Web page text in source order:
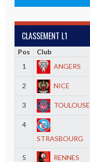
CLASSEMENT L1
Pos Club
1
ANGERS
2 NICE
3 TOULOUSE
4
STRASBOURG
5 RENNES